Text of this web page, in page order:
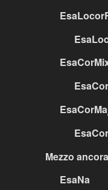
Mezzo
EsaNa